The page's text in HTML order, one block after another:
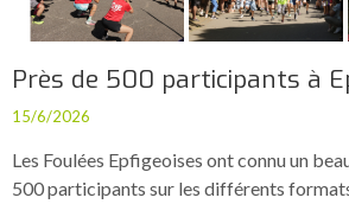
Près de 500 participants à
15/6/2026
Les Foulées Epfigeoises ont connu un
500 participants sur les différents